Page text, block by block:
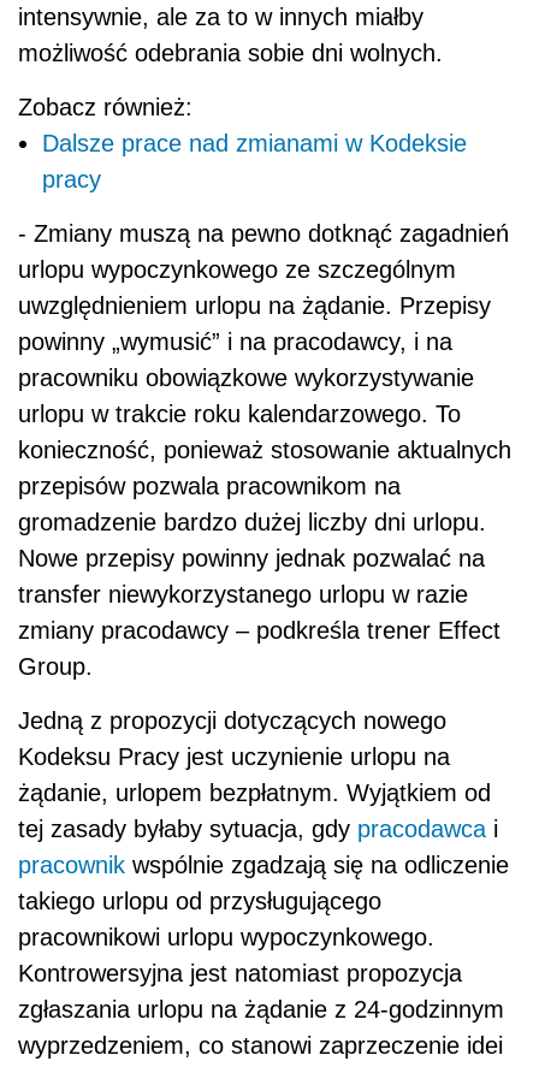
intensywnie, ale za to w innych miałby
możliwość odebrania sobie dni wolnych.
Zobacz również:
Dalsze prace nad zmianami w Kodeksie
pracy
- Zmiany muszą na pewno dotknąć zagadnień
urlopu wypoczynkowego ze szczególnym
uwzględnieniem urlopu na żądanie. Przepisy
powinny „wymusić” i na pracodawcy, i na
pracowniku obowiązkowe wykorzystywanie
urlopu w trakcie roku kalendarzowego. To
konieczność, ponieważ stosowanie aktualnych
przepisów pozwala pracownikom na
gromadzenie bardzo dużej liczby dni urlopu.
Nowe przepisy powinny jednak pozwalać na
transfer niewykorzystanego urlopu w razie
zmiany pracodawcy – podkreśla trener Effect
Group.
Jedną z propozycji dotyczących nowego
Kodeksu Pracy jest uczynienie urlopu na
żądanie, urlopem bezpłatnym. Wyjątkiem od
tej zasady byłaby sytuacja, gdy pracodawcai
pracownik wspólnie zgadzają się na odliczenie
takiego urlopu od przysługującego
pracownikowi urlopu wypoczynkowego.
Kontrowersyjna jest natomiast propozycja
zgłaszania urlopu na żądanie z 24-godzinnym
wyprzedzeniem, co stanowi zaprzeczenie idei